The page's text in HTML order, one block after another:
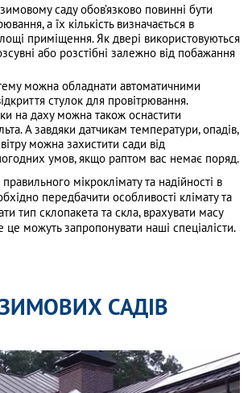
саду обов’язково повинні бути
а їх кількість визначається в
приміщення. Як двері використовуються
або розстібні залежно від побажання
можна обладнати автоматичними
стулок для провітрювання.
на даху можна також оснастити
А завдяки датчикам температури, опадів,
можна захистити сади від
умов, якщо раптом вас немає поряд.
мікроклімату та надійності в
передбачити особливості клімату та
тип склопакета та скла, врахувати масу
це можуть запропонувати наші спеціалісти.
САДІВ